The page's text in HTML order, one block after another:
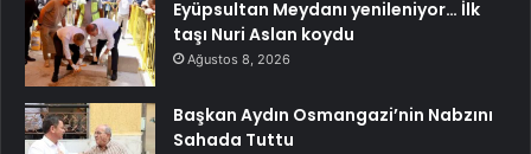
Eyüpsultan Meydanı yenileniyor… İlk
taşı Nuri Aslan koydu
Ağustos 8, 2026
Başkan Aydın Osmangazi’nin Nabzını
Sahada Tuttu